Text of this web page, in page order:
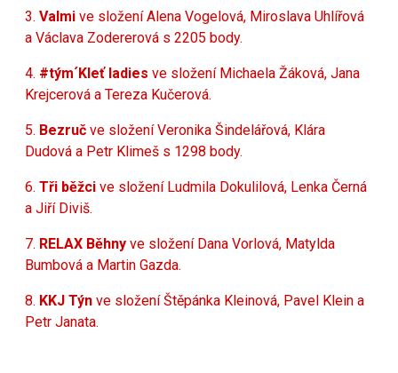
3. Valmi ve složení Alena Vogelová, Miroslava Uhlířová
a Václava Zodererová s 2205 body.
4. #tým´Kleť ladies ve složení Michaela Žáková, Jana
Krejcerová a Tereza Kučerová.
5. Bezruč ve složení Veronika Šindelářová, Klára
Dudová a Petr Klimeš s 1298 body.
6. Tři běžci ve složení Ludmila Dokulilová, Lenka Černá
a Jiří Diviš.
7. RELAX Běhny ve složení Dana Vorlová, Matylda
Bumbová a Martin Gazda.
8. KKJ Týn ve složení Štěpánka Kleinová, Pavel Klein a
Petr Janata.